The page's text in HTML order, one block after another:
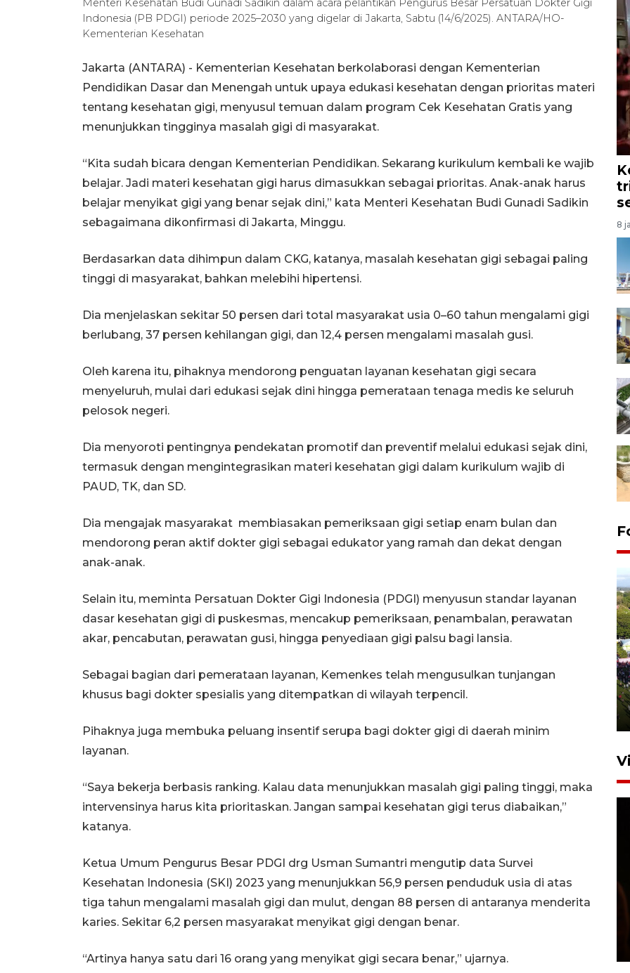
Menteri Kesehatan Budi Gunadi Sadikin dalam acara pelantikan Pengurus Besar Persatuan Dokter Gigi
Indonesia (PB PDGI) periode 2025–2030 yang digelar di Jakarta, Sabtu (14/6/2025). ANTARA/HO-
Kementerian Kesehatan
Jakarta (ANTARA) - Kementerian Kesehatan berkolaborasi dengan Kementerian
Pendidikan Dasar dan Menengah untuk upaya edukasi kesehatan dengan prioritas materi
tentang kesehatan gigi, menyusul temuan dalam program Cek Kesehatan Gratis yang
menunjukkan tingginya masalah gigi di masyarakat.
“Kita sudah bicara dengan Kementerian Pendidikan. Sekarang kurikulum kembali ke wajib
belajar. Jadi materi kesehatan gigi harus dimasukkan sebagai prioritas. Anak-anak harus
belajar menyikat gigi yang benar sejak dini,” kata Menteri Kesehatan Budi Gunadi Sadikin
sebagaimana dikonfirmasi di Jakarta, Minggu.
Berdasarkan data dihimpun dalam CKG, katanya, masalah kesehatan gigi sebagai paling
tinggi di masyarakat, bahkan melebihi hipertensi.
Dia menjelaskan sekitar 50 persen dari total masyarakat usia 0–60 tahun mengalami gigi
berlubang, 37 persen kehilangan gigi, dan 12,4 persen mengalami masalah gusi.
Oleh karena itu, pihaknya mendorong penguatan layanan kesehatan gigi secara
menyeluruh, mulai dari edukasi sejak dini hingga pemerataan tenaga medis ke seluruh
pelosok negeri.
Dia menyoroti pentingnya pendekatan promotif dan preventif melalui edukasi sejak dini,
termasuk dengan mengintegrasikan materi kesehatan gigi dalam kurikulum wajib di
PAUD, TK, dan SD.
Dia mengajak masyarakat membiasakan pemeriksaan gigi setiap enam bulan dan
mendorong peran aktif dokter gigi sebagai edukator yang ramah dan dekat dengan
anak-anak.
Selain itu, meminta Persatuan Dokter Gigi Indonesia (PDGI) menyusun standar layanan
dasar kesehatan gigi di puskesmas, mencakup pemeriksaan, penambalan, perawatan
akar, pencabutan, perawatan gusi, hingga penyediaan gigi palsu bagi lansia.
Sebagai bagian dari pemerataan layanan, Kemenkes telah mengusulkan tunjangan
khusus bagi dokter spesialis yang ditempatkan di wilayah terpencil.
Pihaknya juga membuka peluang insentif serupa bagi dokter gigi di daerah minim
layanan.
“Saya bekerja berbasis ranking. Kalau data menunjukkan masalah gigi paling tinggi, maka
intervensinya harus kita prioritaskan. Jangan sampai kesehatan gigi terus diabaikan,”
katanya.
Ketua Umum Pengurus Besar PDGI drg Usman Sumantri mengutip data Survei
Kesehatan Indonesia (SKI) 2023 yang menunjukkan 56,9 persen penduduk usia di atas
tiga tahun mengalami masalah gigi dan mulut, dengan 88 persen di antaranya menderita
karies. Sekitar 6,2 persen masyarakat menyikat gigi dengan benar.
“Artinya hanya satu dari 16 orang yang menyikat gigi secara benar,” ujarnya.
8
REPUBLIK INDONESIA DI
GORONTALO
SPPG di Gorontalo jaga
kandungan gizi paket MBG
Ramadhan